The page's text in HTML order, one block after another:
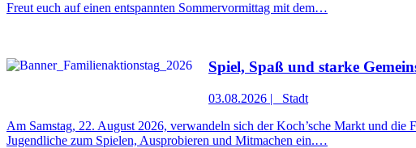
Freut euch auf einen entspannten Sommervormittag mit dem…
Spiel, Spaß und starke
03.08.2026 |
Stadt
Am Samstag, 22. August 2026, verwandeln sich der Koch’sche Markt und
Jugendliche zum Spielen, Ausprobieren und Mitmachen ein.…